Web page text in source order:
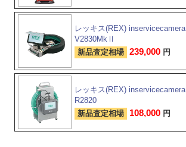
レッキス(REX) inservicecamera
V2830MkⅡ
新品査定相場 239,000 円
レッキス(REX) inservicecamera
R2820
新品査定相場 108,000 円